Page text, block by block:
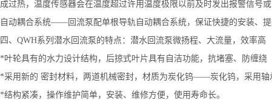
成过热，温度传感器会在温度超过许用温度极限以前及时发出报警信号或
自动耦合系统——回流泵配单根导轨自动耦合系统，保证快捷的安装、提
四、QWH系列潜水回流泵的特点：潜水回流泵微扬程、大流量，效率高
*叶轮具有的水力设计结构，后掠式叶片具有自洁功能，抗堵塞、防缠绕
*采用新的 密封材料，两道机械密封，材质为炭化钨――炭化钨，采用轴
*结构紧凑，操作维护简单，安装、维修方便，使用寿命长。